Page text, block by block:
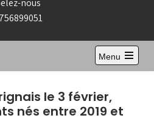
nous
Menu
Open
le 3 février,
nés entre 2019 et